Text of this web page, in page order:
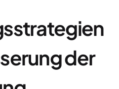
der